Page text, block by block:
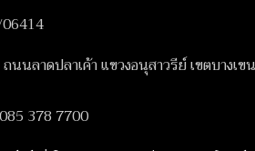
นนลาดปลาเค้า แขวงอนุสาวรีย์ เขตบางเข
378 7700